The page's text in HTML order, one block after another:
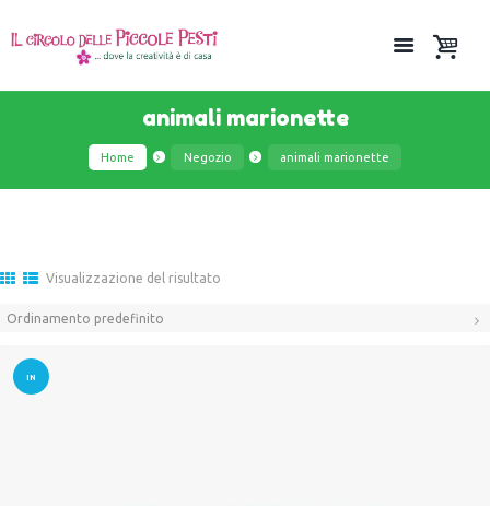
animali marionette
Home Negozio animali marionette
Visualizzazione del risultato
IN